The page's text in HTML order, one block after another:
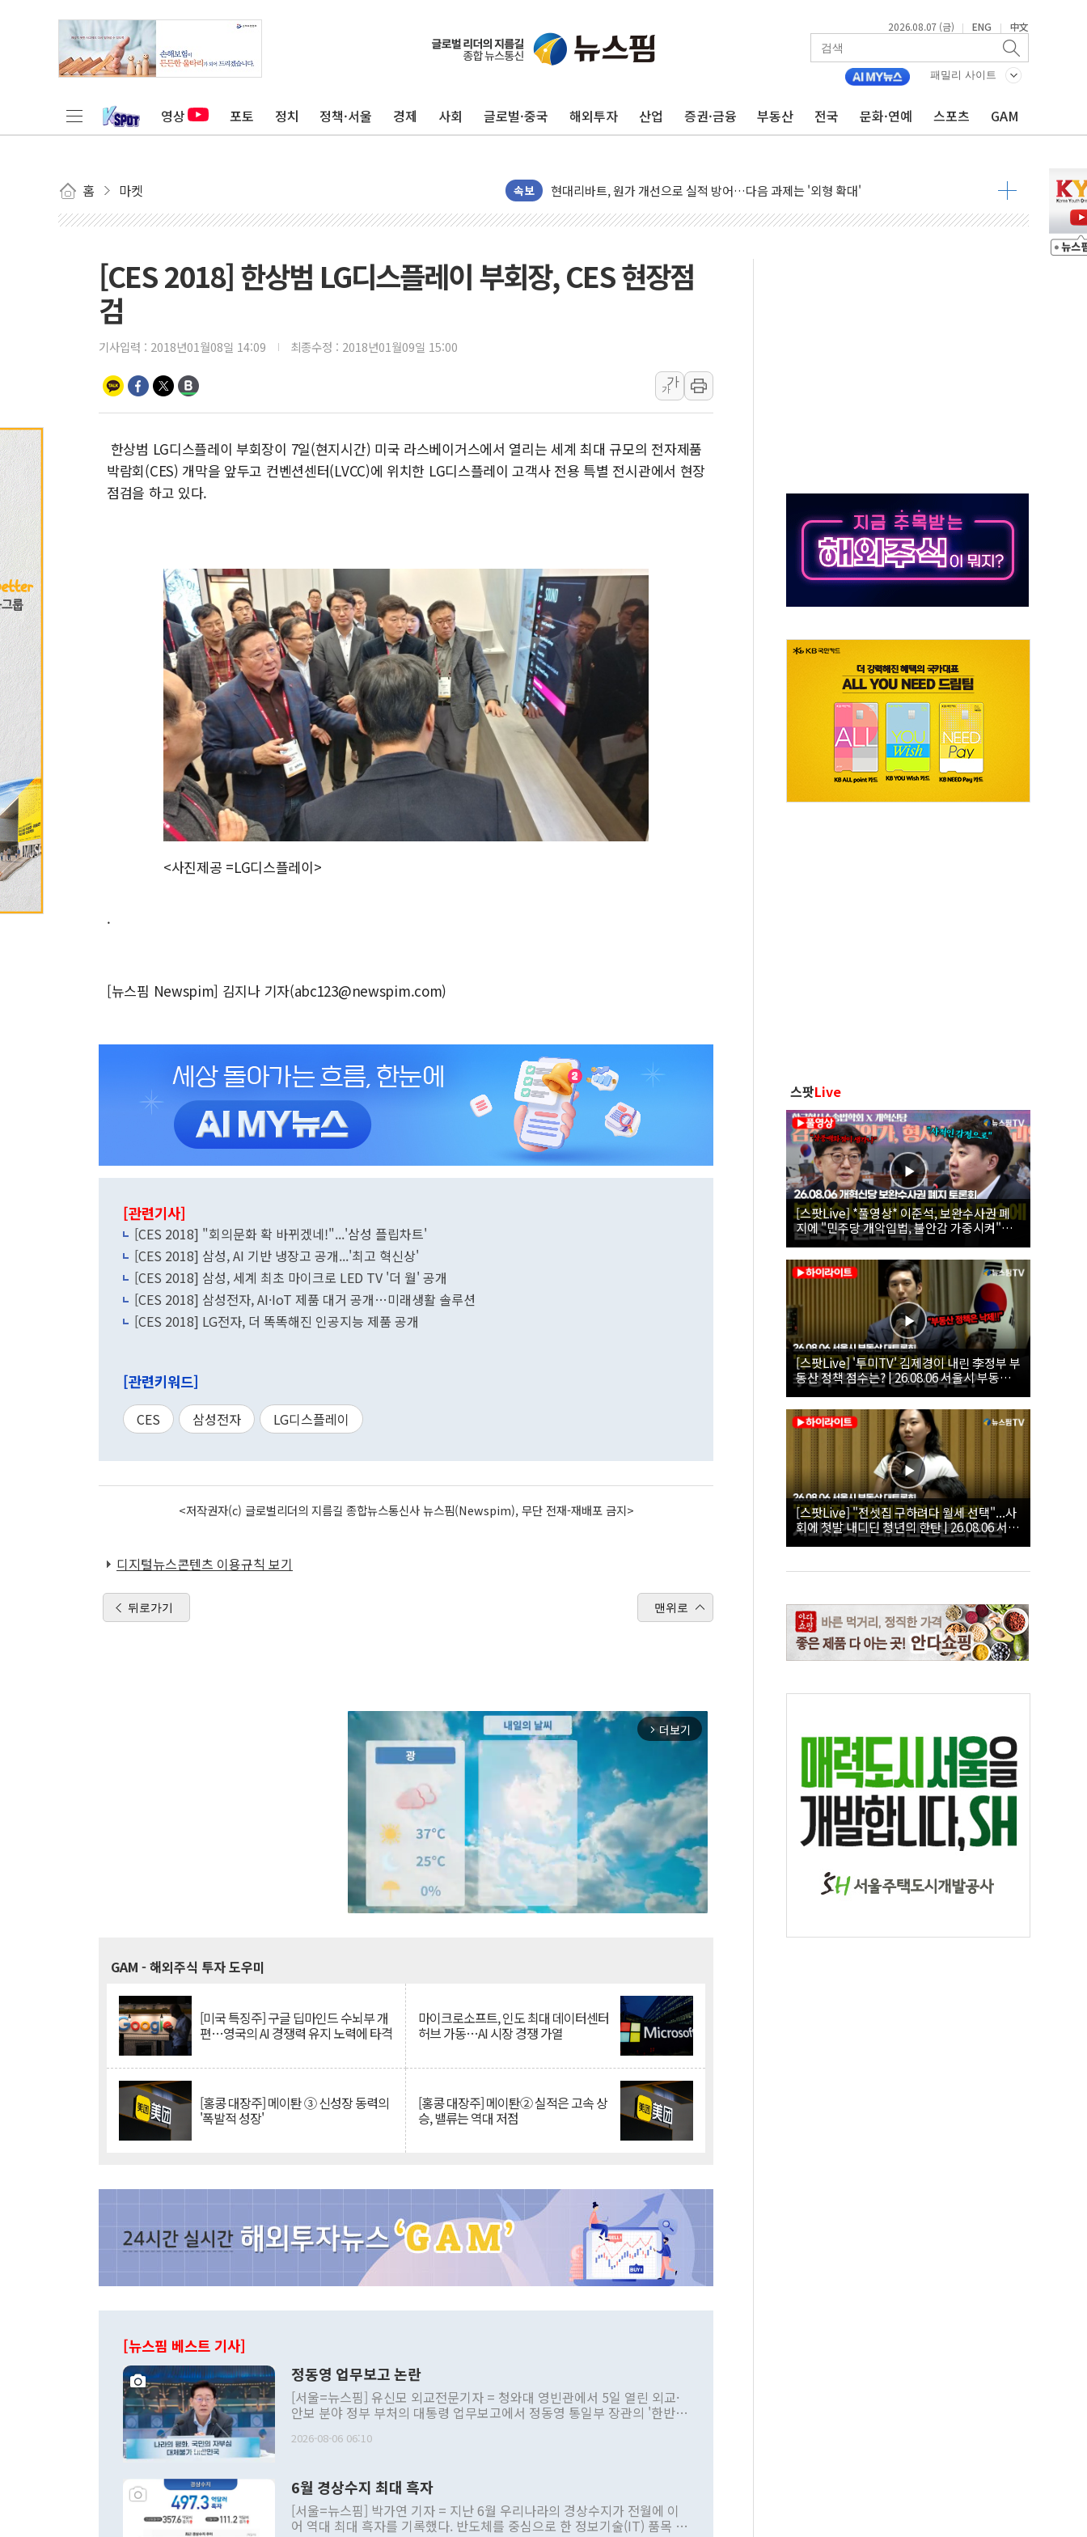
2026.08.07 (금) | ENG | 中文
패밀리 사이트
영상 포토 정치 정책·서울 경제 사회 글로벌·중국 해외투자 산업 증권·금융 부동산 전국 문화·연예 스포츠 GAM
홈 마켓 속보
트럼프, '원정출산 시민권 차단' 행정명령 서명…출생시민권 제한 재시동
현대리바트, 원가 개선으로 실적 방어…다음 과제는 '외형 확대'
"세금 부담 덜자"…비거주 1주택자 귀환 조짐에 전월세시장 '긴장'
[금/유가] 이란의 호르무즈 해협 통항 제한 검토에 유가 3% 급등…금값 보합
뉴욕증시, 유가·금리 부담에 하락…다우 5거래일 랠리 '마침표'
[오늘의 정치일정] 8월 7일(금)
유럽증시, 견조한 실적 소화하며 대부분 상승… "2분기 기업 순이익 21% 증가" 전망
리투아니아 국방 "러, 우크라 드론으로 나토 회원국 공격 검토… 거짓 깃발 작전"
뉴욕증시 개장 전 특징주...모더나·아이온큐·도어대시↑ VS 샌디스크·피그마·앱러빈↓
김정관 장관 "영업이익 N% 성과급 반대…상법·자본시장법 개정 논의"
뉴욕증시 프리뷰, 미 주가선물 AI주 차익실현 속 혼조세...웨스턴디지털·샌디스크↓
청와대, 북한 단거리 탄도미사일 발사에 긴급 안보 점검회의
[CES 2018] 한상범 LG디스플레이 부회장, CES 현장점
검
기사입력 : 2018년01월08일 14:09 최종수정 : 2018년01월09일 15:00
가
가
한상범 LG디스플레이 부회장이 7일(현지시간) 미국 라스베이거스에서 열리는 세계 최대 규모의 전자제품
박람회(CES) 개막을 앞두고 컨벤션센터(LVCC)에 위치한 LG디스플레이 고객사 전용 특별 전시관에서 현장
점검을 하고 있다.
<사진제공 =LG디스플레이>
.
[뉴스핌 Newspim] 김지나 기자(abc123@newspim.com)
[관련기사]
[CES 2018] "회의문화 확 바뀌겠네!"...'삼성 플립차트'
[CES 2018] 삼성, AI 기반 냉장고 공개...'최고 혁신상'
[CES 2018] 삼성, 세계 최초 마이크로 LED TV '더 월' 공개
[CES 2018] 삼성전자, AI·IoT 제품 대거 공개…미래생활 솔루션
[CES 2018] LG전자, 더 똑똑해진 인공지능 제품 공개
[관련키워드]
CES 삼성전자 LG디스플레이
<저작권자(c) 글로벌리더의 지름길 종합뉴스통신사 뉴스핌(Newspim), 무단 전재-재배포 금지>
디지털뉴스콘텐츠 이용규칙 보기
뒤로가기 맨위로
arrow_forward_ios 더보기
GAM - 해외주식 투자 도우미
[미국 특징주] 구글 딥마인드 수뇌부 개
편…영국의 AI 경쟁력 유지 노력에 타격
마이크로소프트, 인도 최대 데이터센터
허브 가동…AI 시장 경쟁 가열
[홍콩 대장주] 메이퇀 ③ 신성장 동력의
'폭발적 성장'
[홍콩 대장주] 메이퇀② 실적은 고속 상
승, 밸류는 역대 저점
[뉴스핌 베스트 기사]
정동영 업무보고 논란
[서울=뉴스핌] 유신모 외교전문기자 = 청와대 영빈관에서 5일 열린 외교·
안보 분야 정부 부처의 대통령 업무보고에서 정동영 통일부 장관의 '한반도
발언 중에는 정부 내 조율을 거치지 않은 사안을 정책으로 추진하겠다고 공
주의적 희망에 근거한 비현실적 구상'이라는 비판을 내놨다. 그동안 정 장
관의 대북 정책 관련 발언이 물의를 빚은 적은 여러 번 있지만 대통령과 유
관 부처 장관이 공개적으로 부정적 입장을 표명한 것은 이례적이다. 정 장
2026-08-06 06:10
6월 경상수지 최대 흑자
[서울=뉴스핌] 박가연 기자 = 지난 6월 우리나라의 경상수지가 전월에 이
어 역대 최대 흑자를 기록했다. 반도체를 중심으로 한 정보기술(IT) 품목 수
스팟Live
[스팟Live] *풀영상* 이준석, 보완수사권 폐
지에 "민주당 개악입법, 불안감 가중시켜"｜
26.08.06 개혁신당 보완수사권 폐지 토론회
[스팟Live] '투미TV' 김제경이 내린 李정부 부
동산 정책 점수는? | 26.08.06 서울시 부동산
대토론회
[스팟Live] "전셋집 구하려다 월세 선택"...사
회에 첫발 내디딘 청년의 한탄 | 26.08.06 서울
시 부동산 대토론회